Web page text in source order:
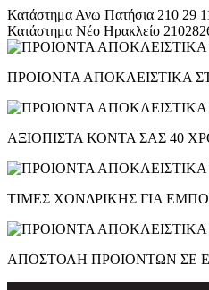
Κατάστημα Ανω Πατήσια 210 29
Κατάστημα Νέο Ηρακλείο
ΠΡΟΙΟΝΤΑ ΑΠΟΚΛΕΙΣΤΙΚΑ
ΑΞΙΟΠΙΣΤΑ ΚΟΝΤΑ ΣΑΣ 40
ΤΙΜΕΣ ΧΟΝΔΡΙΚΗΣ ΓΙΑ
ΑΠΟΣΤΟΛΗ ΠΡΟΙΟΝΤΩΝ ΣΕ